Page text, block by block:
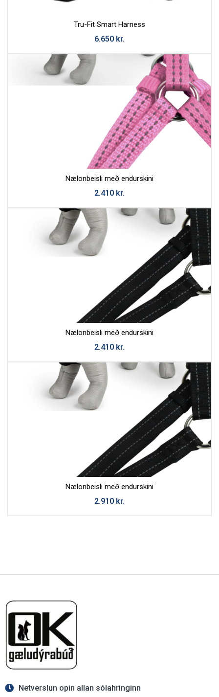
Tru-Fit Smart Harness
6.650 kr.
Nælonbeisli með endurskini
2.410 kr.
Nælonbeisli með endurskini
2.410 kr.
Nælonbeisli með endurskini
2.910 kr.
Netverslun opin allan sólahringinn
Skilaboð